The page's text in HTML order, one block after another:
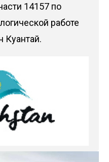
14157 по
работе
Куантай.